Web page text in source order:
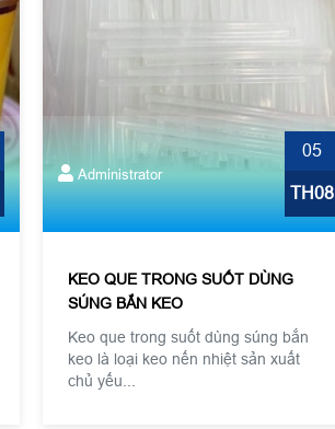
Administrator
05
TH08
KEO QUE TRONG SUỐT DÙNG
SÚNG BẮN KEO
Keo que trong suốt dùng súng bắn
keo là loại keo nến nhiệt sản xuất
chủ yếu...